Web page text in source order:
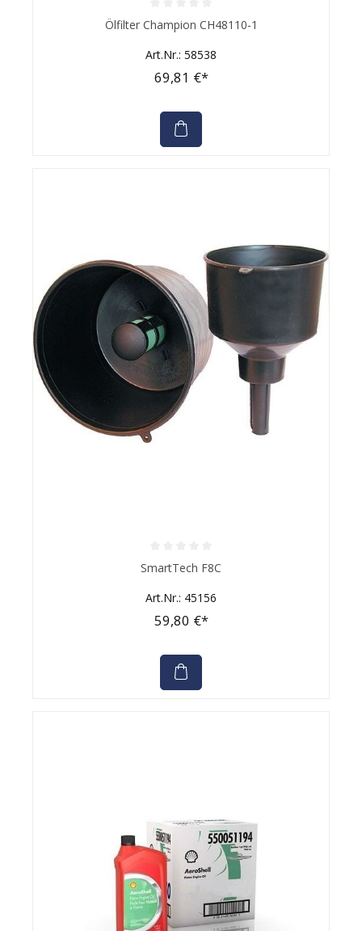
Durchschnittliche Bewertung von 0 von 5 Sternen
Ölfilter Champion CH48110-1
Art.Nr.: 58538
69,81 €*
Durchschnittliche Bewertung von 0 von 5 Sternen
SmartTech F8C
Art.Nr.: 45156
59,80 €*